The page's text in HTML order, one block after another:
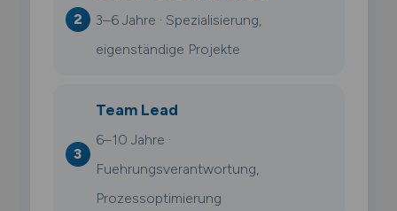
3–6 Jahre · Spezialisierung,
eigenständige Projekte
Team Lead
6–10 Jahre ·
Fuehrungsverantwortung,
Prozessoptimierung